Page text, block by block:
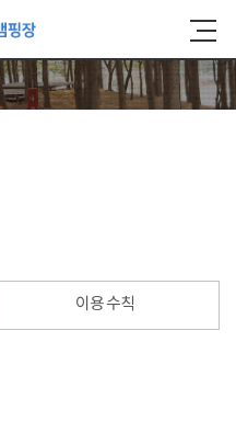
이용 수칙